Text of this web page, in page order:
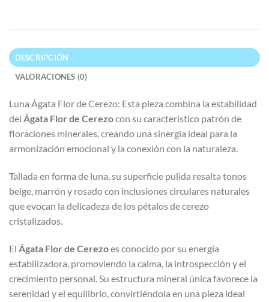
DESCRIPCIÓN
VALORACIONES (0)
Luna Ágata Flor de Cerezo: Esta pieza combina la estabilidad
del Ágata Flor de Cerezocon su característico patrón de
floraciones minerales, creando una sinergia ideal para la
armonización emocional y la conexión con la naturaleza.
Tallada en forma de luna, su superficie pulida resalta tonos
beige, marrón y rosado con inclusiones circulares naturales
que evocan la delicadeza de los pétalos de cerezo
cristalizados.
El Ágata Flor de Cerezoes conocido por su energía
estabilizadora, promoviendo la calma, la introspección y el
crecimiento personal. Su estructura mineral única favorece la
serenidad y el equilibrio, convirtiéndola en una pieza ideal